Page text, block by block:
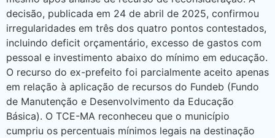
decisão, publicada em 24 de abril de 2025, confirmou
irregularidades em três dos quatro pontos contestados,
incluindo deficit orçamentário, excesso de gastos com
pessoal e investimento abaixo do mínimo em educação.
O recurso do ex-prefeito foi parcialmente aceito apenas
em relação à aplicação de recursos do Fundeb (Fundo
de Manutenção e Desenvolvimento da Educação
Básica). O TCE-MA reconheceu que o município
cumpriu os percentuais mínimos legais na destinação